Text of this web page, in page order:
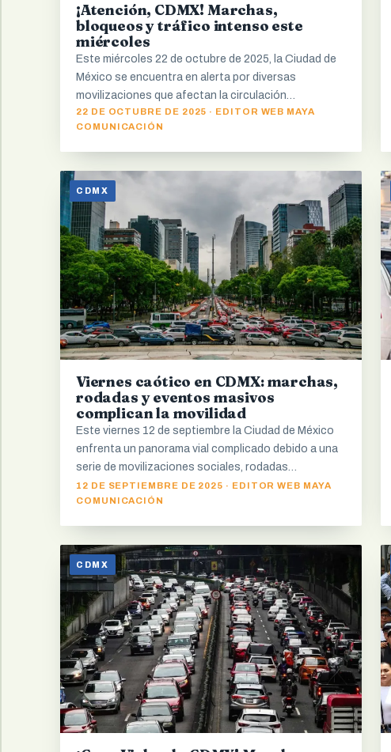
¡Atención, CDMX! Marchas,
bloqueos y tráfico intenso este
miércoles
Este miércoles 22 de octubre de 2025, la Ciudad de
México se encuentra en alerta por diversas
movilizaciones que afectan la circulación…
22 DE OCTUBRE DE 2025 · EDITOR WEB MAYA
COMUNICACIÓN
CDMX
Viernes caótico en CDMX: marchas,
rodadas y eventos masivos
complican la movilidad
Este viernes 12 de septiembre la Ciudad de México
enfrenta un panorama vial complicado debido a una
serie de movilizaciones sociales, rodadas…
12 DE SEPTIEMBRE DE 2025 · EDITOR WEB MAYA
COMUNICACIÓN
CDMX